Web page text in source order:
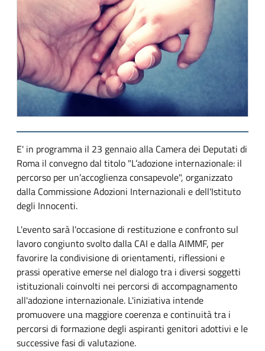
E' in programma il 23 gennaio alla Camera dei Deputati di
Roma il convegno dal titolo "L’adozione internazionale: il
percorso per un’accoglienza consapevole", organizzato
dalla Commissione Adozioni Internazionali e dell'Istituto
degli Innocenti.
L'evento sarà l'occasione di restituzione e confronto sul
lavoro congiunto svolto dalla CAI e dalla AIMMF, per
favorire la condivisione di orientamenti, riflessioni e
prassi operative emerse nel dialogo tra i diversi soggetti
istituzionali coinvolti nei percorsi di accompagnamento
all'adozione internazionale. L'iniziativa intende
promuovere una maggiore coerenza e continuità tra i
percorsi di formazione degli aspiranti genitori adottivi e le
successive fasi di valutazione.